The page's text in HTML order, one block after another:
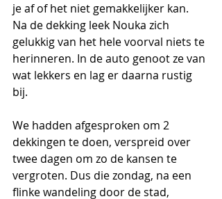
je af of het niet gemakkelijker kan.
Na de dekking leek Nouka zich
gelukkig van het hele voorval niets te
herinneren. In de auto genoot ze van
wat lekkers en lag er daarna rustig
bij.
We hadden afgesproken om 2
dekkingen te doen, verspreid over
twee dagen om zo de kansen te
vergroten. Dus die zondag, na een
flinke wandeling door de stad,